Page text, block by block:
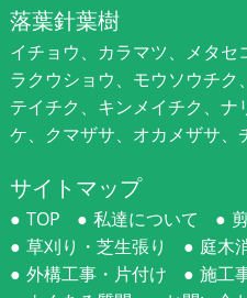
落葉針葉樹
イチョウ、カラマツ、メタセ
ラクウショウ、モウソウチ
テイチク、キンメイチク、
ケ、クマザサ、オカメザサ、
サイトマップ
TOP 私達について
草刈り・芝生張り
庭木
外構工事・片付け
施工